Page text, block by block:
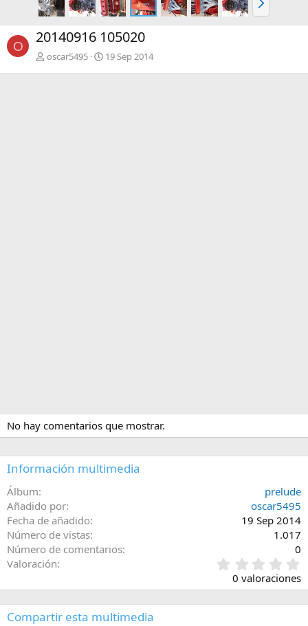
i
g
O 20140916 105020
oscar5495 19 Sep 2014
No hay comentarios que mostrar.
Información multimedia
Álbum
prelude
Añadido por
oscar5495
Fecha de añadido
19 Sep 2014
Número de vistas
1.017
Número de comentarios
0
Valoración
,
0
0
0 valoraciones
Compartir esta multimedia